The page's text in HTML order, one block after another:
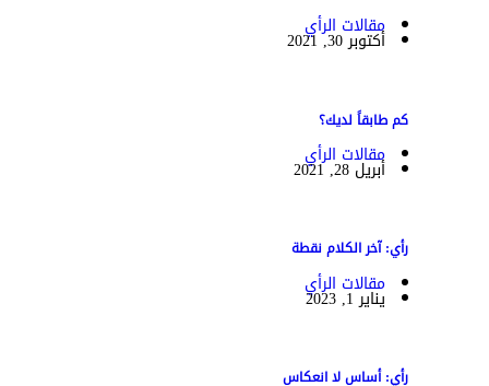
مقالات الرأي
أكتوبر 30, 2021
كم طابقاً لديك؟
مقالات الرأي
أبريل 28, 2021
رأي: آخر الكلام نقطة
مقالات الرأي
يناير 1, 2023
رأي: أساس لا انعكاس